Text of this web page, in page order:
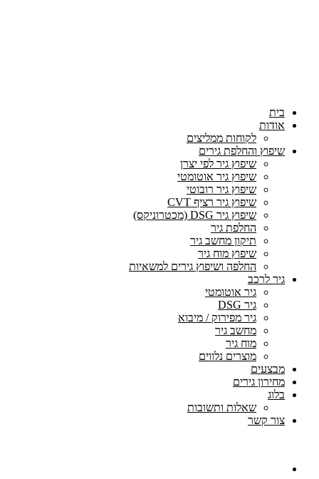
בית
אודות
לקוחות ממליצים
שיפוץ והחלפת גירים
שיפוץ גיר לפי יצרן
שיפוץ גיר אוטומטי
שיפוץ גיר רובוטי
שיפוץ גיר רציף CVT
שיפוץ גיר DSG (מכטרוניקס)
החלפת גיר
תיקון מחשב גיר
שיפוץ מוח גיר
החלפה ושיפוץ גירים למשאיות
גיר לרכב
גיר אוטומטי
גיר DSG
גיר מפירוק / מיבוא
מחשב גיר
מוח גיר
מוצרים נלווים
מבצעים
מחירון גירים
בלוג
שאלות ותשובות
צור קשר